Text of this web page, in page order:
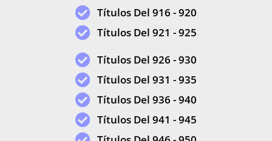
Títulos Del 916 - 920
Títulos Del 921 - 925
Títulos Del 926 - 930
Títulos Del 931 - 935
Títulos Del 936 - 940
Títulos Del 941 - 945